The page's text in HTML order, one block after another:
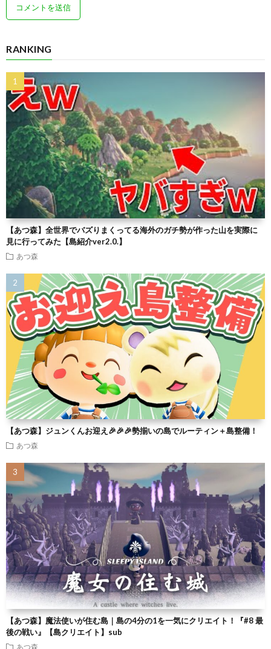
RANKING
【あつ森】全世界でバズりまくってる海外のガチ勢が作った山を実際に
見に行ってみた【島紹介ver2.0.】
あつ森
【あつ森】ジュンくんお迎え🎉🎉🎉勢揃いの島でルーティン＋島整備！
あつ森
【あつ森】魔法使いが住む島｜島の4分の1を一気にクリエイト！『#8 最
後の戦い』【島クリエイト】sub
あつ森